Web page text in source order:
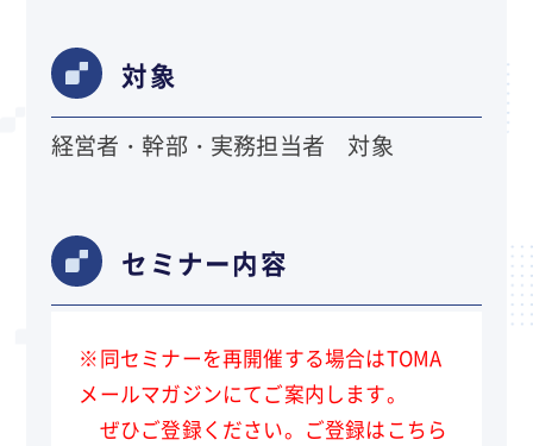
対象
経営者・幹部・実務担当者 対象
セミナー内容
※同セミナーを再開催する場合はTOMA
メールマガジンにてご案内します。
ぜひご登録ください。ご登録はこちら